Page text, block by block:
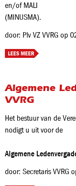
en/of MALI
(MINUSMA).
door: Plv VZ VVRG op
LEES MEER
Algemene
VVRG
Het bestuur van de
nodigt u uit voor de
Algemene
door: Secretaris VVRG